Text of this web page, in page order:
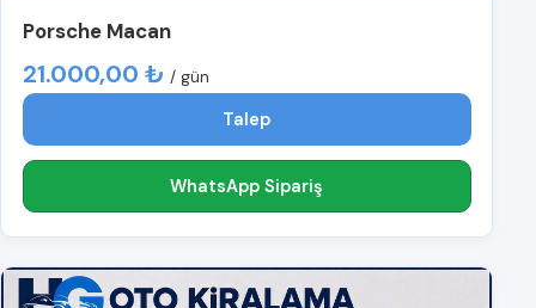
Porsche Macan
21.000,00 ₺ / gün
Talep
WhatsApp Sipariş